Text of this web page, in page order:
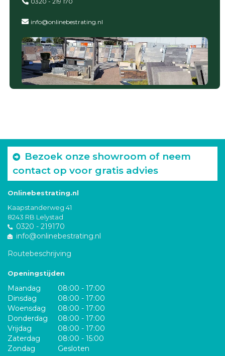
info@onlinebestrating.nl
Bezoek onze showroom of neem
contact op voor gratis advies
Onlinebestrating.nl
Kaapstanderweg 41
8243 RB Lelystad
0320 - 219170
info@onlinebestrating.nl
Routebeschrijving
Openingstijden
Maandag
08:00 - 17:00
Dinsdag
08:00 - 17:00
Woensdag
08:00 - 17:00
Donderdag
08:00 - 17:00
Vrijdag
08:00 - 17:00
Zaterdag
08:00 - 15:00
Zondag
Gesloten